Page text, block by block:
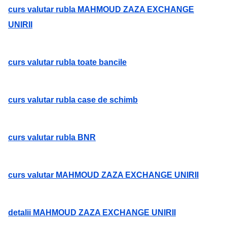
curs valutar rubla MAHMOUD ZAZA EXCHANGE
UNIRII
curs valutar rubla toate bancile
curs valutar rubla case de schimb
curs valutar rubla BNR
curs valutar MAHMOUD ZAZA EXCHANGE UNIRII
detalii MAHMOUD ZAZA EXCHANGE UNIRII